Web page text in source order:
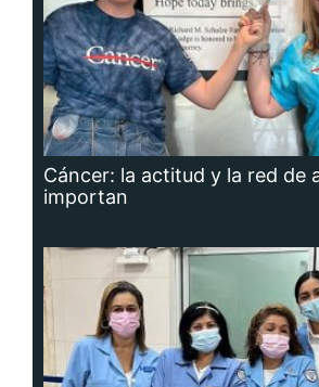
Cáncer: la actitud y la red de
importan